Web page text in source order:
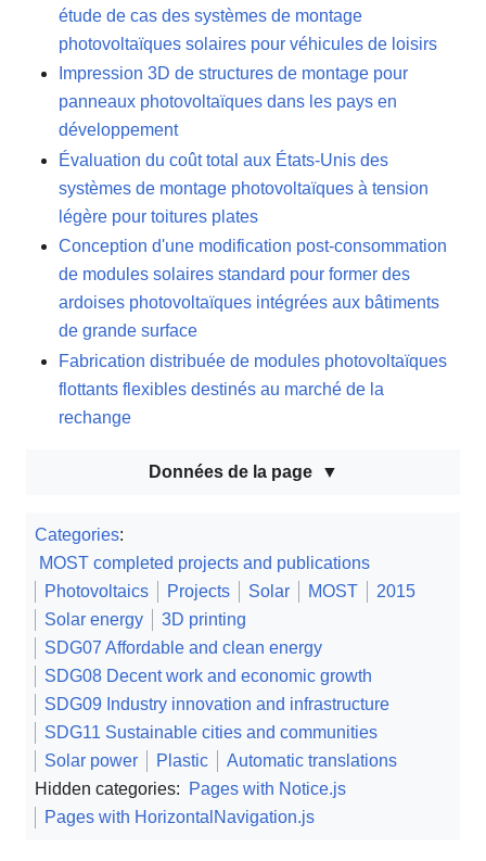
étude de cas des systèmes de montage
photovoltaïques solaires pour véhicules de loisirs
Impression 3D de structures de montage pour
panneaux photovoltaïques dans les pays en
développement
Évaluation du coût total aux États-Unis des
systèmes de montage photovoltaïques à tension
légère pour toitures plates
Conception d'une modification post-consommation
de modules solaires standard pour former des
ardoises photovoltaïques intégrées aux bâtiments
de grande surface
Fabrication distribuée de modules photovoltaïques
flottants flexibles destinés au marché de la
rechange
Données de la page
Categories:
MOST completed projects and publications
Photovoltaics
Projects Solar MOST
2015
Solar energy
3D printing
SDG07 Affordable and clean energy
SDG08 Decent work and economic growth
SDG09 Industry innovation and infrastructure
SDG11 Sustainable cities and communities
Solar power
Plastic
Automatic translations
Hidden categories:
Pages with Notice.js
Pages with HorizontalNavigation.js